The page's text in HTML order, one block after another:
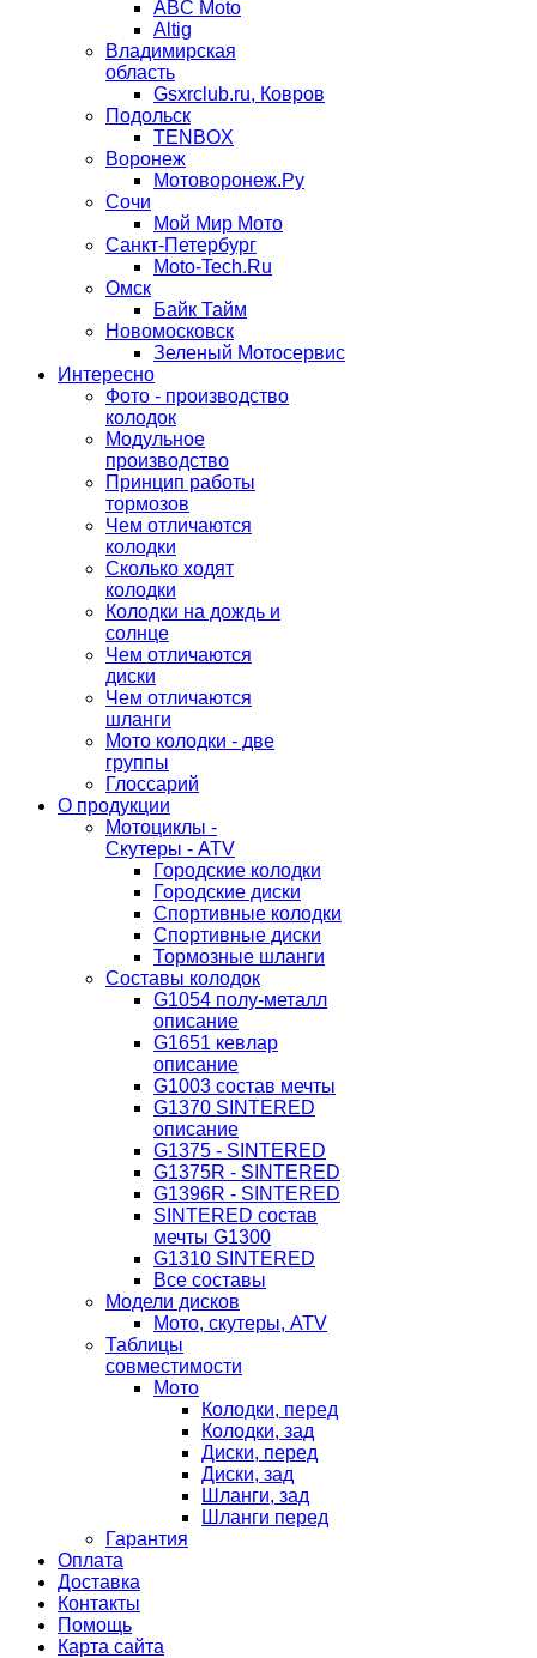
ABC Moto
Altig
Владимирская
область
Gsxrclub.ru, Ковров
Подольск
TENBOX
Воронеж
Мотоворонеж.Ру
Сочи
Мой Мир Мото
Санкт-Петербург
Moto-Tech.Ru
Омск
Байк Тайм
Новомосковск
Зеленый Мотосервис
Интересно
Фото - производство
колодок
Модульное
производство
Принцип работы
тормозов
Чем отличаются
колодки
Сколько ходят
колодки
Колодки на дождь и
солнце
Чем отличаются
диски
Чем отличаются
шланги
Мото колодки - две
группы
Глоссарий
О продукции
Мотоциклы -
Скутеры - ATV
Городские колодки
Городские диски
Спортивные колодки
Спортивные диски
Тормозные шланги
Составы колодок
G1054 полу-металл
описание
G1651 кевлар
описание
G1003 состав мечты
G1370 SINTERED
описание
G1375 - SINTERED
G1375R - SINTERED
G1396R - SINTERED
SINTERED состав
мечты G1300
G1310 SINTERED
Все составы
Модели дисков
Мото, скутеры, ATV
Таблицы
совместимости
Мото
Колодки, перед
Колодки, зад
Диски, перед
Диски, зад
Шланги, зад
Шланги перед
Гарантия
Оплата
Доставка
Контакты
Помощь
Карта сайта